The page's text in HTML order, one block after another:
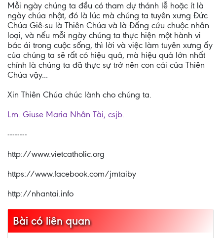
Mỗi ngày chúng ta đều có tham dự thánh lễ hoặc ít là
ngày chúa nhật, đó là lúc mà chúng ta tuyên xưng Đức
Chúa Giê-su là Thiên Chúa và là Đấng cứu chuộc nhân
loại, và nếu mỗi ngày chúng ta thực hiện một hành vi
bác ái trong cuộc sống, thì lời và việc làm tuyên xưng ấy
của chúng ta sẽ rất có hiệu quả, mà hiệu quả lớn nhất
chính là chúng ta đã thực sự trở nên con cái của Thiên
Chúa vậy...
Xin Thiên Chúa chúc lành cho chúng ta.
Lm. Giuse Maria Nhân Tài, csjb.
--------
http://www.vietcatholic.org
https://www.facebook.com/jmtaiby
http://nhantai.info
Bài có liên quan